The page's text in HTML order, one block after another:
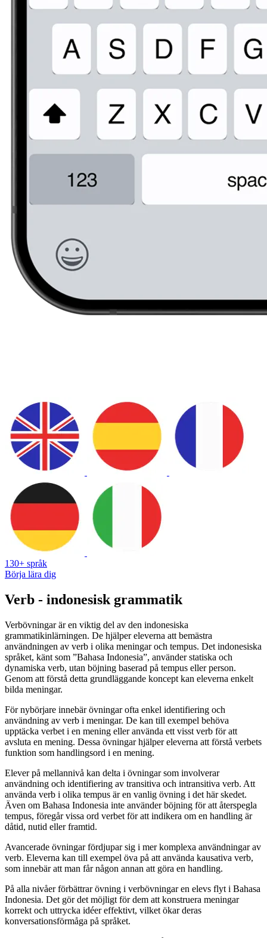
130+ språk
Börja lära dig
Verb - indonesisk grammatik
Verbövningar är en viktig del av den indonesiska
grammatikinlärningen. De hjälper eleverna att bemästra
användningen av verb i olika meningar och tempus. Det indonesiska
språket, känt som ”Bahasa Indonesia”, använder statiska och
dynamiska verb, utan böjning baserad på tempus eller person.
Genom att förstå detta grundläggande koncept kan eleverna enkelt
bilda meningar.
För nybörjare innebär övningar ofta enkel identifiering och
användning av verb i meningar. De kan till exempel behöva
upptäcka verbet i en mening eller använda ett visst verb för att
avsluta en mening. Dessa övningar hjälper eleverna att förstå verbets
funktion som handlingsord i en mening.
Elever på mellannivå kan delta i övningar som involverar
användning och identifiering av transitiva och intransitiva verb. Att
använda verb i olika tempus är en vanlig övning i det här skedet.
Även om Bahasa Indonesia inte använder böjning för att återspegla
tempus, föregår vissa ord verbet för att indikera om en handling är
dåtid, nutid eller framtid.
Avancerade övningar fördjupar sig i mer komplexa användningar av
verb. Eleverna kan till exempel öva på att använda kausativa verb,
som innebär att man får någon annan att göra en handling.
På alla nivåer förbättrar övning i verbövningar en elevs flyt i Bahasa
Indonesia. Det gör det möjligt för dem att konstruera meningar
korrekt och uttrycka idéer effektivt, vilket ökar deras
konversationsförmåga på språket.